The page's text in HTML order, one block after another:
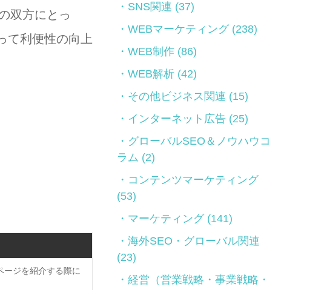
）
双方にとっ
て利便性の向上
ージを紹介する際に
SNS関連 (37)
WEBマーケティング(238)
WEB制作 (86)
WEB解析 (42)
その他ビジネス関連 (15)
インターネット広告 (25)
グローバルSEO＆ノウハウコ
ラム (2)
コンテンツマーケティング
(53)
マーケティング(141)
海外SEO・グローバル関連
(23)
経営（営業戦略・事業戦略・